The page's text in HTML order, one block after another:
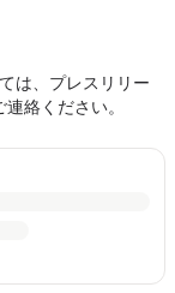
は、プレスリリー
絡ください。